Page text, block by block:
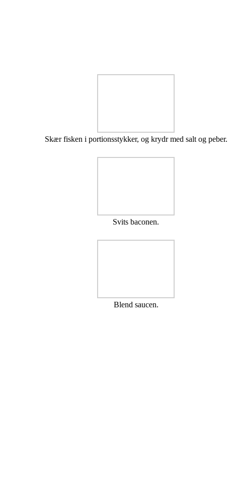
Skær fisken i portionsstykker, og krydr med salt og peber.
Svits baconen.
Blend saucen.